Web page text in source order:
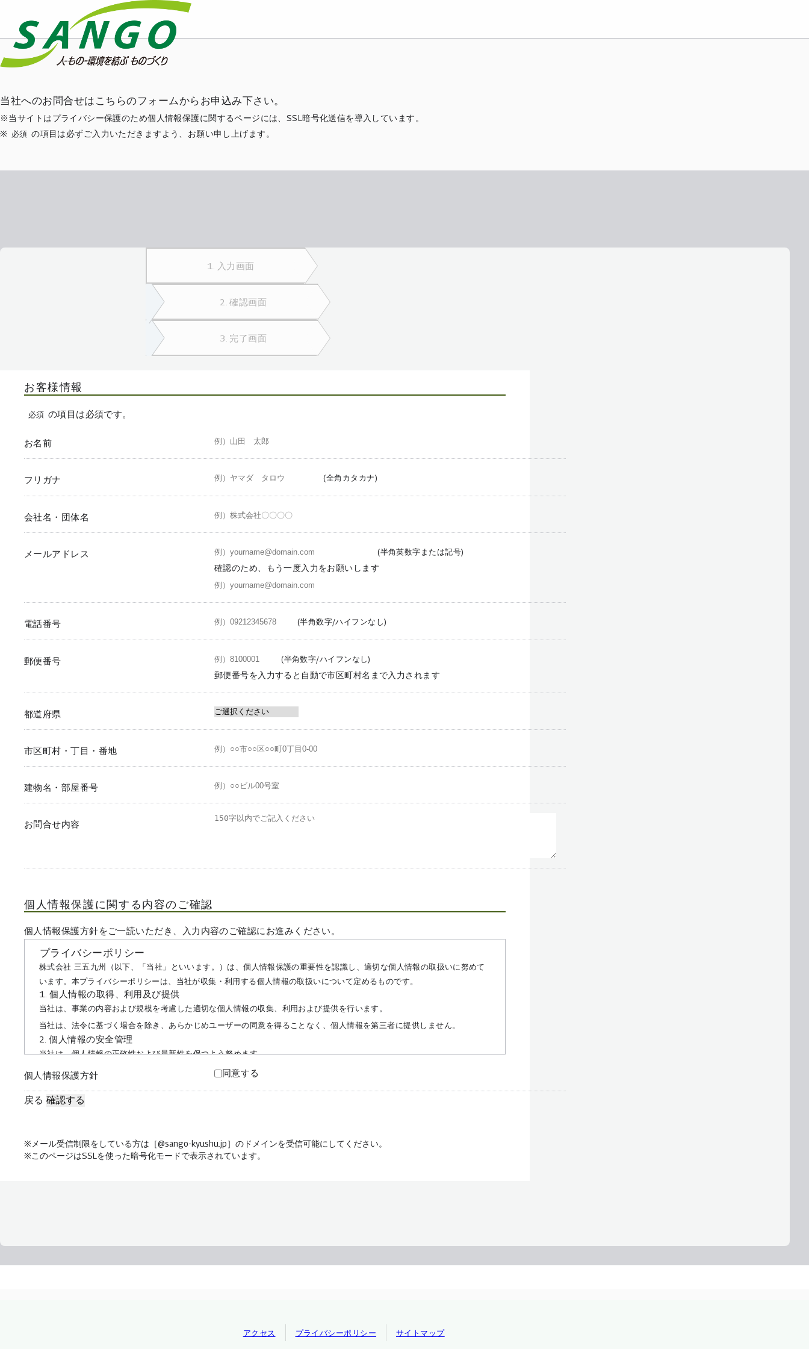
当社へのお問合せはこちらのフォームからお申込み下さい。
当サイトはプライバシー保護のため個人情報保護に関するページには、SSL暗号化送信を導入しています。
必須 の項目は必ずご入力いただきますよう、お願い申し上げます。
1. 入力画面
2. 確認画面
3. 完了画面
お客様情報
必須 の項目は必須です。
お名前
フリガナ (全角カタカナ)
会社名・団体名
メールアドレス (半角英数字または記号)
確認のため、もう一度入力をお願いします
電話番号 (半角数字/ハイフンなし)
郵便番号 (半角数字/ハイフンなし)
郵便番号を入力すると自動で市区町村名まで入力されます
都道府県
市区町村・丁目・番地
建物名・部屋番号
お問合せ内容
個人情報保護に関する内容のご確認
個人情報保護方針をご一読いただき、入力内容のご確認にお進みください。
プライバシーポリシー
株式会社 三五九州（以下、「当社」といいます。）は、個人情報保護の重要性を認識し、適切な個人情報の取扱いに努めて
います。本プライバシーポリシーは、当社が収集・利用する個人情報の取扱いについて定めるものです。
1. 個人情報の取得、利用及び提供
当社は、事業の内容および規模を考慮した適切な個人情報の収集、利用および提供を行います。
当社は、法令に基づく場合を除き、あらかじめユーザーの同意を得ることなく、個人情報を第三者に提供しません。
2. 個人情報の安全管理
当社は、個人情報の正確性および最新性を保つよう努めます。
当社は、個人情報への不正アクセス、個人情報の紛失、破壊、改ざんおよび漏えいなどに関して、適切な予防措置を講じま
万一、個人情報に関する事故が発生した場合、当社は速やかに是正対策を実施し、再発防止に努めます。
4. 個人情報の取り組み
当社は、個人情報管理の仕組みを継続的に見直し、改善に努めます。
TEL：0979-84-0735
個人情報保護方針 同意する
戻る 確認する
メール受信制限をしている方は［@sango-kyushu.jp］のドメインを受信可能にしてください。
このページはSSLを使った暗号化モードで表示されています。
アクセス プライバシーポリシー サイトマップ